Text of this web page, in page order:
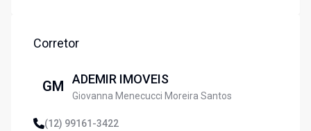
Corretor
GM ADEMIR IMOVEIS
Giovanna Menecucci Moreira Santos
(12) 99161-3422